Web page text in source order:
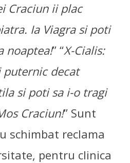
Craciun ii plac
Ia Viagra si poti
noaptea!” “X-Cialis:
puternic decat
si poti sa i-o tragi
Craciun!” Sunt
schimbat reclama
pentru clinica